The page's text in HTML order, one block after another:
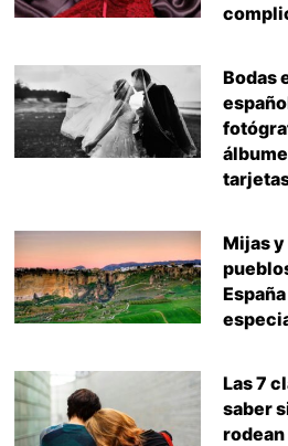
Bodas
Mijas y
Las 7
saber
rodean